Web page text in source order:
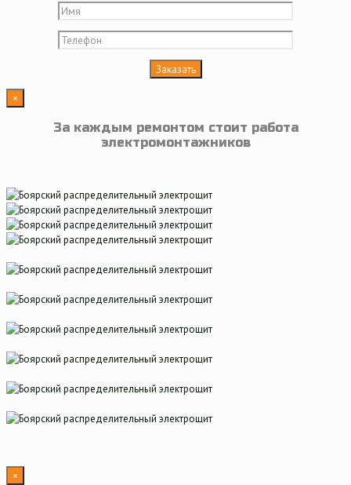
×
За каждым ремонтом стоит работа
электромонтажников
×